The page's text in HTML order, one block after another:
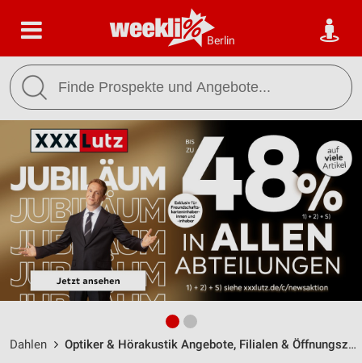
Berlin
Dahlen Optiker & Hörakustik Angebote, Filialen & Öffnungszeiten